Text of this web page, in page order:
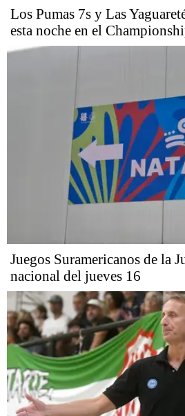
Los Pumas 7s y Las
esta noche en el
Juegos Suramericanos de la
nacional del jueves 16